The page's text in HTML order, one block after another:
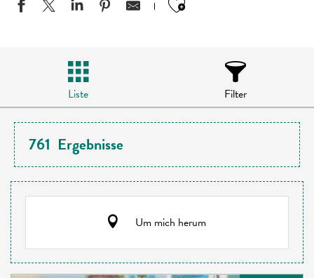
Liste Filter
761 Ergebnisse
Um mich herum